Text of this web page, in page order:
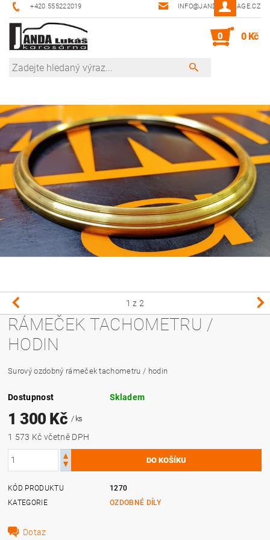
+420 555222019 INFO@JANDA-GARAGE.CZ
0 0 Kč
1 z 2
RÁMEČEK TACHOMETRU /
HODIN
Surový ozdobný rámeček tachometru / hodin
Dostupnost Skladem
1 300 Kč / ks
1 573 Kč včetně DPH
KÓD PRODUKTU
1270
KATEGORIE
OZDOBNÉ DÍLY
Dotaz